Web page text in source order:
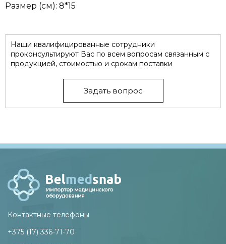
Размер (см): 8*15
Наши квалифицированные сотрудники
проконсультируют Вас по всем вопросам связанным с
продукцией, стоимостью и срокам поставки
Задать вопрос
Контактные телефоны
+375 (17) 336-71-70